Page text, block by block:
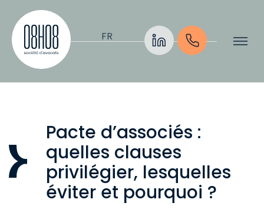
Aller au contenu
FR
Pacte d’associés :
quelles clauses
privilégier, lesquelles
éviter et pourquoi ?